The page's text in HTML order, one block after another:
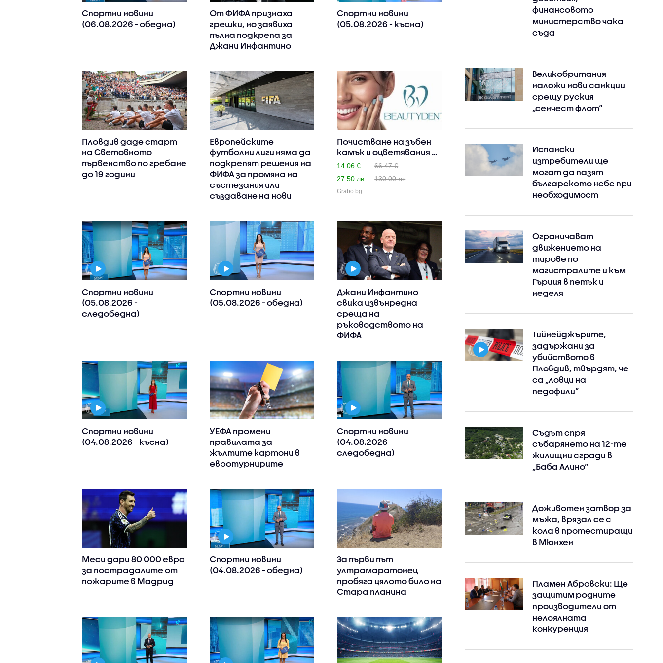
Спортни новини
(06.08.2026 - обедна)
От ФИФА признаха
грешки, но заявиха
пълна подкрепа за
Джани Инфантино
Спортни новини
(05.08.2026 - късна)
Пловдив даде старт
на Световното
първенство по гребане
до 19 години
Европейските
футболни лиги няма да
подкрепят решения на
ФИФА за промяна на
състезания или
създаване на нови
Почистване на зъбен
камък и оцветявания с
ул..
14.06 €
66.47 €
27.50 лв
130.00 лв
Grabo.bg
Спортни новини
(05.08.2026 -
следобедна)
Спортни новини
(05.08.2026 - обедна)
Джани Инфантино
свика извънредна
среща на
ръководството на
ФИФА
Спортни новини
(04.08.2026 - късна)
УЕФА промени
правилата за
жълтите картони в
евротурнирите
Спортни новини
(04.08.2026 -
следобедна)
Меси дари 80 000 евро
за пострадалите от
пожарите в Мадрид
Спортни новини
(04.08.2026 - обедна)
За първи път
ултрамаратонец
пробяга цялото било на
Стара планина
финансовото
министерство чака
съда
Великобритания
наложи нови санкции
срещу руския
„сенчест флот“
Испански
изтребители ще
могат да пазят
българското небе при
необходимост
Ограничават
движението на
тирове по
магистралите и към
Гърция в петък и
неделя
Тийнейджърите,
задържани за
убийството в
Пловдив, твърдят, че
са „ловци на
педофили”
Съдът спря
събарянето на 12-те
жилищни сгради в
„Баба Алино“
Доживотен затвор за
мъжа, врязал се с
кола в протестиращи
в Мюнхен
Пламен Абровски: Ще
защитим родните
производители от
нелоялната
конкуренция